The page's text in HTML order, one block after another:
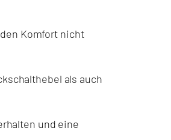
Komfort nicht
als auch
und eine